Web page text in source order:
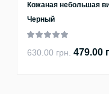
Кожаная небольшая
Черный
630.00 грн. 479.00